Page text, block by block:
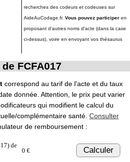
recherches des codeurs et codeuses sur
AideAuCodage.fr. Vous pouvez participer en
proposant d'autres noms d'acte (dans la case
ci-dessus), voire en envoyant vos thésaurus
FCFA017
correspond au tarif de l'acte et du taux
donnée. Attention, le prix peut varier
qui modifient le calcul du
complémentaire santé. Consulter
de remboursement :
de
0 € Calculer